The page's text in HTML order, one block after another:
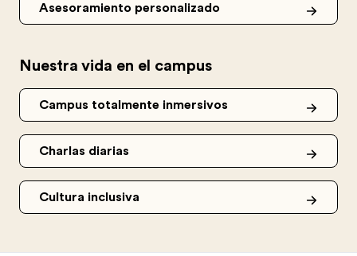
Asesoramiento personalizado
Nuestra vida en el campus
Campus totalmente inmersivos
Charlas diarias
Cultura inclusiva